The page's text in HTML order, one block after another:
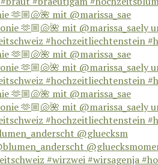
🫶🏼🐚🌺 mit @marissa_sae
🫶🏼🐚🌺 mit @marissa_sae
🫶🏼🐚🌺 mit @marissa_sae
@gluecksm